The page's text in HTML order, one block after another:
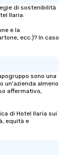
di sostenibilità
Ilaria.
e la
ecc.)? In caso
sono una
un'azienda almeno
affermativo,
di Hotel Ilaria sui
equità e